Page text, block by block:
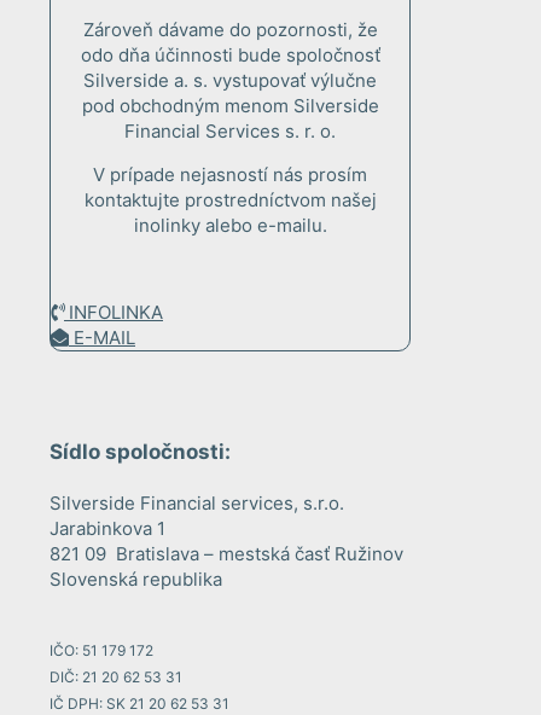
Zároveň dávame do pozornosti, že
odo dňa účinnosti bude spoločnosť
Silverside a. s. vystupovať výlučne
pod obchodným menom Silverside
Financial Services s. r. o.
V prípade nejasností nás prosím
kontaktujte prostredníctvom našej
inolinky alebo e-mailu.
INFOLINKA
E-MAIL
Sídlo spoločnosti:
Silverside Financial services, s.r.o.
Jarabinkova 1
821 09 Bratislava – mestská časť Ružinov
Slovenská republika
IČO: 51 179 172
DIČ: 21 20 62 53 31
IČ DPH: SK 21 20 62 53 31